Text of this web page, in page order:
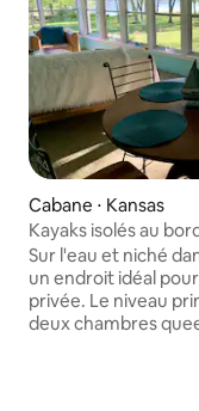
Cabane ⋅ Kansas
Kayaks isolés au
Grove City Lake
Sur l'eau et niché
un endroit idéal
privée. Le niveau
deux chambres